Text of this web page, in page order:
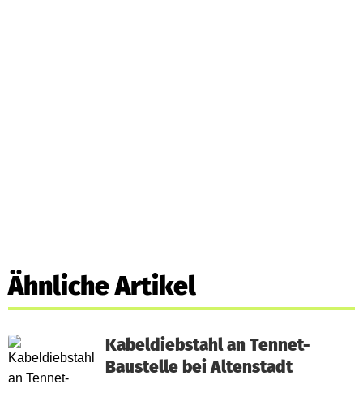
Ähnliche Artikel
Kabeldiebstahl an Tennet-
Baustelle bei Altenstadt